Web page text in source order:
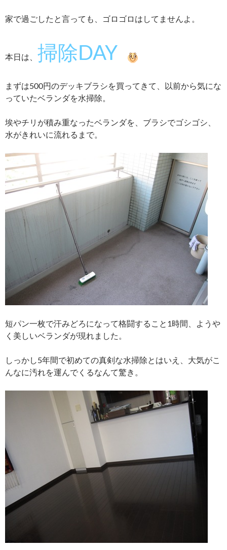
家で過ごしたと言っても、ゴロゴロはしてませんよ。
本日は、 掃除DAY
まずは500円のデッキブラシを買ってきて、以前から気にな
っていたベランダを水掃除。
埃やチリが積み重なったベランダを、ブラシでゴシゴシ、
水がきれいに流れるまで。
短パン一枚で汗みどろになって格闘すること1時間、ようや
く美しいベランダが現れました。
しっかし5年間で初めての真剣な水掃除とはいえ、大気がこ
んなに汚れを運んでくるなんて驚き。